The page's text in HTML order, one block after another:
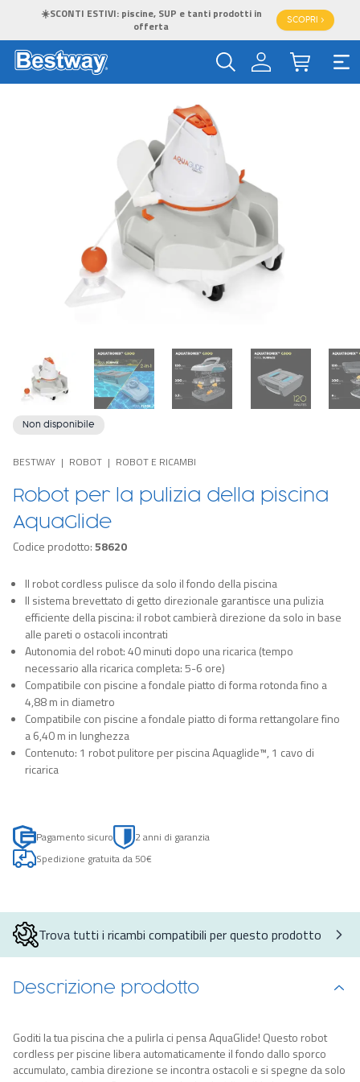
☀️SCONTI ESTIVI: piscine, SUP e tanti prodotti in
offerta
SCOPRI >
Non disponibile
BESTWAY ROBOT ROBOT E RICAMBI
Robot per la pulizia della piscina
AquaGlide
Codice prodotto:58620
Il robot cordless pulisce da solo il fondo della piscina
Il sistema brevettato di getto direzionale garantisce una pulizia
efficiente della piscina: il robot cambierà direzione da solo in base
alle pareti o ostacoli incontrati
Autonomia del robot: 40 minuti dopo una ricarica (tempo
necessario alla ricarica completa: 5-6 ore)
Compatibile con piscine a fondale piatto di forma rotonda fino a
4,88 m in diametro
Compatibile con piscine a fondale piatto di forma rettangolare fino
a 6,40 m in lunghezza
Contenuto: 1 robot pulitore per piscina Aquaglide™, 1 cavo di
ricarica
Pagamento sicuro
2 anni di garanzia
Spedizione gratuita da 50€
Trova tutti i ricambi compatibili per questo prodotto
Descrizione prodotto
Goditi la tua piscina che a pulirla ci pensa AquaGlide! Questo robot
cordless per piscine libera automaticamente il fondo dallo sporco
accumulato, cambia direzione se incontra ostacoli e si spegne da solo